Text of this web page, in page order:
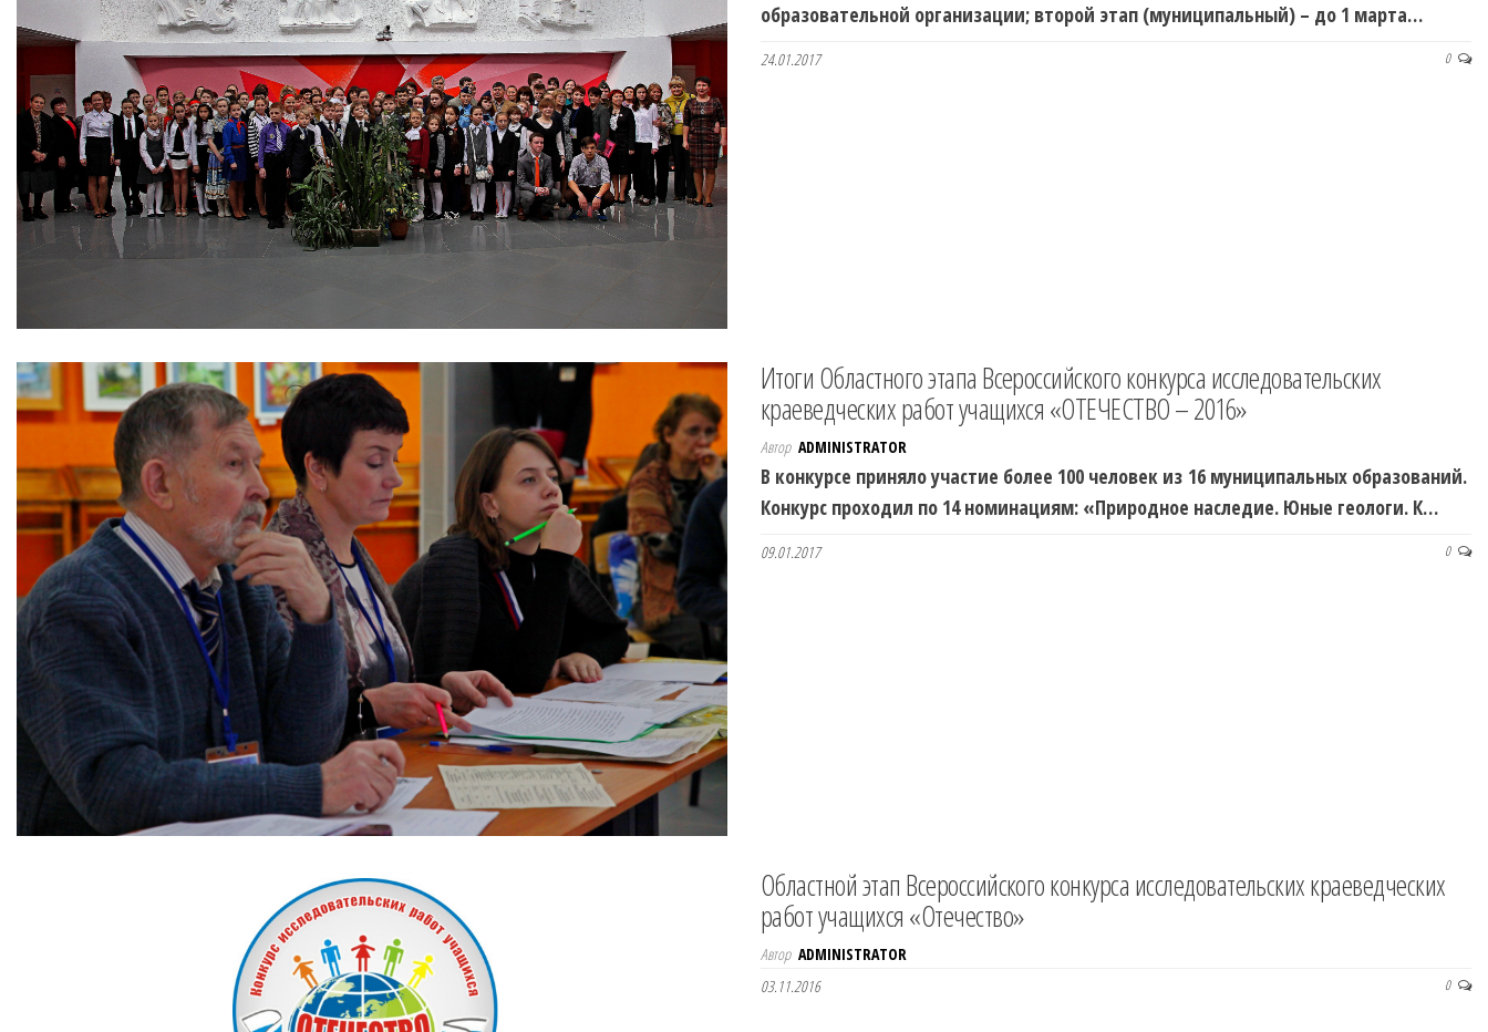
образовательной организации; второй этап (муниципальный) – до 1 марта…
24.01.2017 0
Итоги Областного этапа Всероссийского конкурса исследовательских
краеведческих работ учащихся «ОТЕЧЕСТВО – 2016»
Автор ADMINISTRATOR
В конкурсе приняло участие более 100 человек из 16 муниципальных образований.
Конкурс проходил по 14 номинациям: «Природное наследие. Юные геологи. К…
09.01.2017 0
Областной этап Всероссийского конкурса исследовательских краеведческих
работ учащихся «Отечество»
Автор ADMINISTRATOR
03.11.2016
0